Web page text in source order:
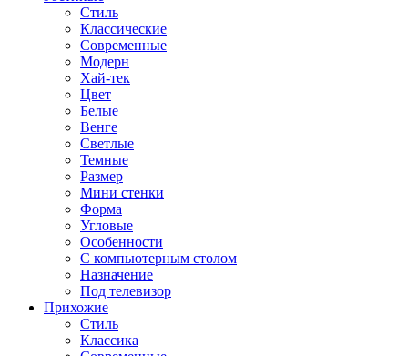
Стиль
Классические
Современные
Модерн
Хай-тек
Цвет
Белые
Венге
Светлые
Темные
Размер
Мини стенки
Форма
Угловые
Особенности
С компьютерным столом
Назначение
Под телевизор
Прихожие
Стиль
Классика